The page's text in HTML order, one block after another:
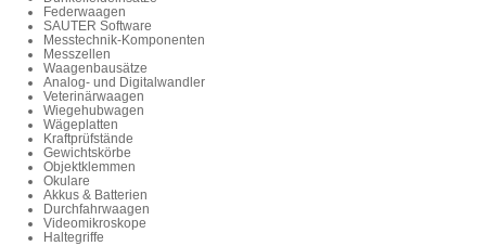
Federwaagen
SAUTER Software
Messtechnik-Komponenten
Messzellen
Waagenbausätze
Analog- und Digitalwandler
Veterinärwaagen
Wiegehubwagen
Wägeplatten
Kraftprüfstände
Gewichtskörbe
Objektklemmen
Okulare
Akkus & Batterien
Durchfahrwaagen
Videomikroskope
Haltegriffe